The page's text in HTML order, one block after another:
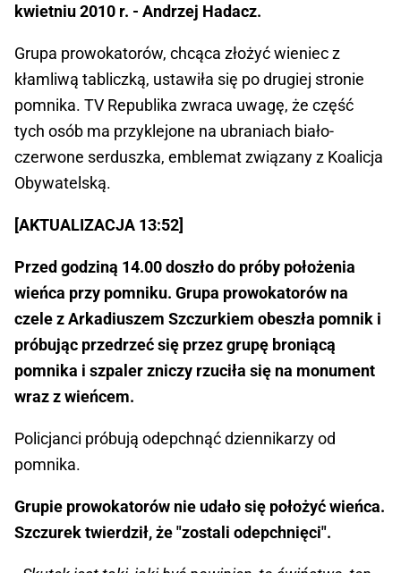
kwietniu 2010 r. - Andrzej Hadacz.
Grupa prowokatorów, chcąca złożyć wieniec z
kłamliwą tabliczką, ustawiła się po drugiej stronie
pomnika. TV Republika zwraca uwagę, że część
tych osób ma przyklejone na ubraniach biało-
czerwone serduszka, emblemat związany z Koalicja
Obywatelską.
[AKTUALIZACJA 13:52]
Przed godziną 14.00 doszło do próby położenia
wieńca przy pomniku. Grupa prowokatorów na
czele z Arkadiuszem Szczurkiem obeszła pomnik i
próbując przedrzeć się przez grupę broniącą
pomnika i szpaler zniczy rzuciła się na monument
wraz z wieńcem.
Policjanci próbują odepchnąć dziennikarzy od
pomnika.
Grupie prowokatorów nie udało się położyć wieńca.
Szczurek twierdził, że "zostali odepchnięci".